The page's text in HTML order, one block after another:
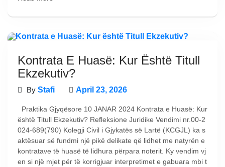
Kontrata E Huasë: Kur Është Titull
Ekzekutiv?
By Stafi April 23, 2026
Praktika Gjyqësore 10 JANAR 2024 Kontrata e Huasë: Kur
është Titull Ekzekutiv? Refleksione Juridike Vendimi nr.00-2
024-689(790) Kolegji Civil i Gjykatës së Lartë (KCGJL) ka s
aktësuar së fundmi një pikë delikate që lidhet me natyrën e
kontratave të huasë të lidhura përpara noterit. Ky vendim vj
en si një mjet për të korrigjuar interpretimet e gabuara mbi t